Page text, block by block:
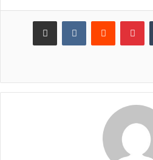
بينتيريست مشاركة عبر البريد